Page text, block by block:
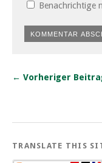
Benachrichtige
← Vorheriger
TRANSLATE THIS